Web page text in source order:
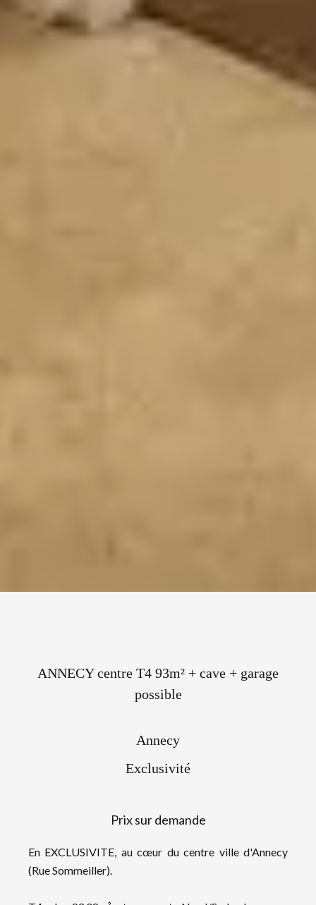
ANNECY centre T4 93m² + cave + garage
possible
Annecy
Exclusivité
Prix sur demande
En EXCLUSIVITE, au cœur du centre ville d'Annecy
(Rue Sommeiller).